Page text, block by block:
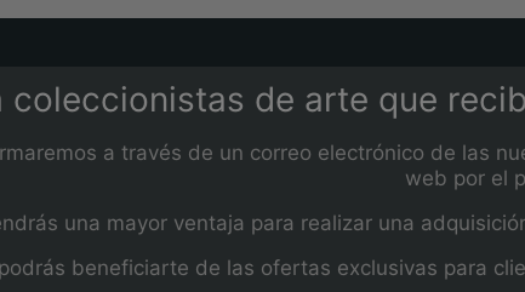
coleccionistas de arte que
a través de un correo electrónico de las
web por el
una mayor ventaja para realizar una
beneficiarte de las ofertas exclusivas para